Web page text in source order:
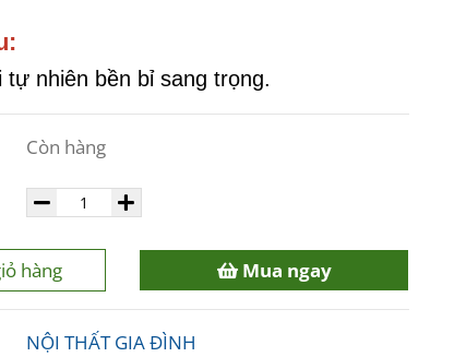
nhiên bền bỉ sang trọng.
Còn hàng
hàng Mua ngay
NỘI THẤT GIA ĐÌNH